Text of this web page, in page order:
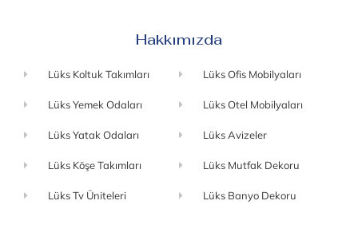
Hakkımızda
Lüks Koltuk Takımları
Lüks Yemek Odaları
Lüks Yatak Odaları
Lüks Köşe Takımları
Lüks Tv Üniteleri
Lüks Ofis Mobilyaları
Lüks Otel Mobilyaları
Lüks Avizeler
Lüks Mutfak Dekoru
Lüks Banyo Dekoru